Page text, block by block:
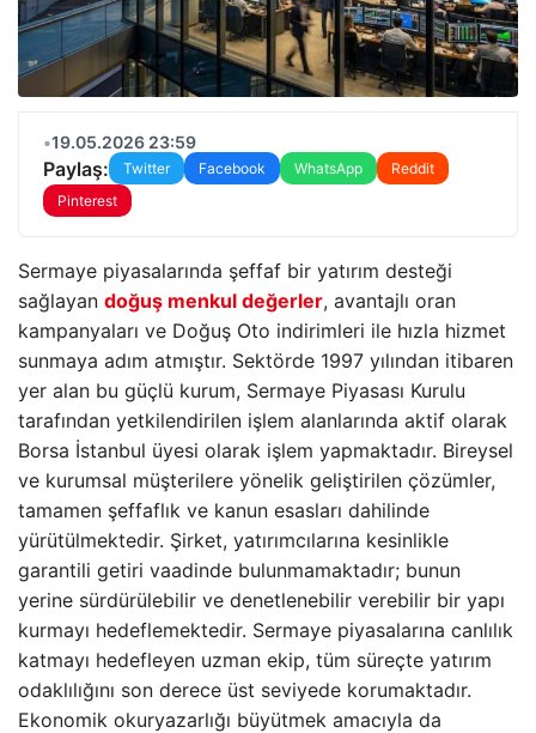
•19.05.2026 23:59
Paylaş: Twitter Facebook WhatsApp
Reddit
Pinterest
Sermaye piyasalarında şeffaf bir yatırım desteği
sağlayan doğuş menkul değerler, avantajlı oran
kampanyaları ve Doğuş Oto indirimleri ile hızla hizmet
sunmaya adım atmıştır. Sektörde 1997 yılından itibaren
yer alan bu güçlü kurum, Sermaye Piyasası Kurulu
tarafından yetkilendirilen işlem alanlarında aktif olarak
Borsa İstanbul üyesi olarak işlem yapmaktadır. Bireysel
ve kurumsal müşterilere yönelik geliştirilen çözümler,
tamamen şeffaflık ve kanun esasları dahilinde
yürütülmektedir. Şirket, yatırımcılarına kesinlikle
garantili getiri vaadinde bulunmamaktadır; bunun
yerine sürdürülebilir ve denetlenebilir verebilir bir yapı
kurmayı hedeflemektedir. Sermaye piyasalarına canlılık
katmayı hedefleyen uzman ekip, tüm süreçte yatırım
odaklılığını son derece üst seviyede korumaktadır.
Ekonomik okuryazarlığı büyütmek amacıyla da